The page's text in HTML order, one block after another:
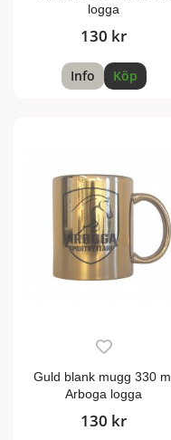
logga
130 kr
Info Köp
Guld blank mugg 330 ml
Arboga logga
130 kr